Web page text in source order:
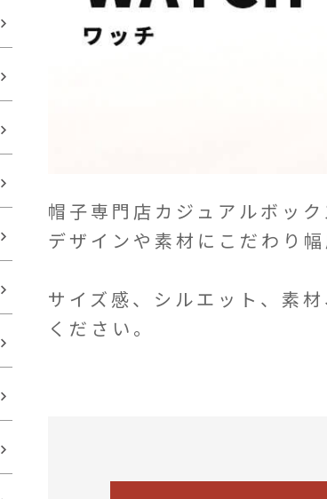
帽子専門店カジュアルボッ
デザインや素材にこだわり
サイズ感、シルエット、素
ください。